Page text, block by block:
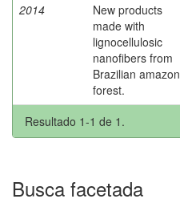
2014
New products
made with
lignocellulosic
nanofibers from
Brazilian amazon
forest.
Resultado 1-1 de 1.
Busca facetada